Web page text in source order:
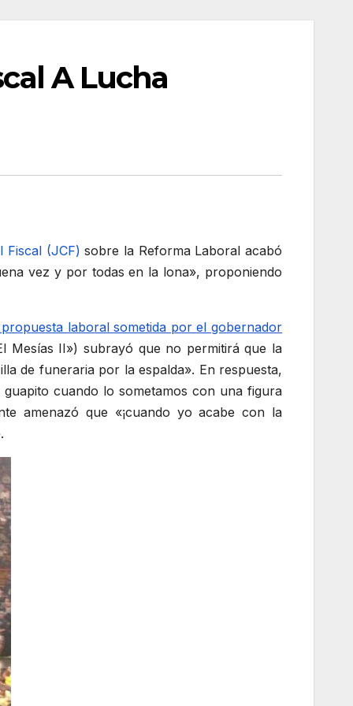
A Lucha
Fiscal (JCF) sobre la Reforma Laboral acabó
vez y por todas en la lona», proponiendo
laboral sometida por el gobernador
Mesías II») subrayó que no permitirá que la
de funeraria por la espalda». En respuesta,
cuando lo sometamos con una figura
amenazó que «¡cuando yo acabe con la